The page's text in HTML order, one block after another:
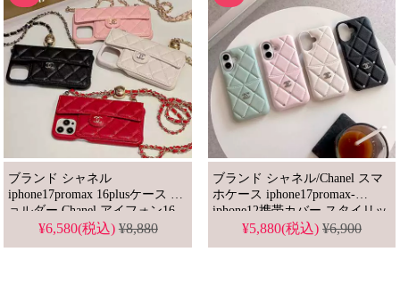
ブランド シャネル
iphone17promax 16plusケース シ
ョルダー Chanel アイフォン16
15プロ 16plus スマホケース チ
¥6,580(税込)¥8,880
ブランド シャネル/Chanel スマ
ホケース iphone17promax-
iphone12携帯カバー スタイリッ
シュ 高級感 小銭いれ レザーケ
¥5,880(税込)¥6,900